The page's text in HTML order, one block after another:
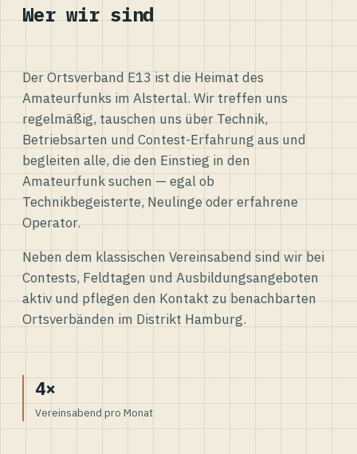
Wer wir sind
Der Ortsverband E13 ist die Heimat des
Amateurfunks im Alstertal. Wir treffen uns
regelmäßig, tauschen uns über Technik,
Betriebsarten und Contest-Erfahrung aus und
begleiten alle, die den Einstieg in den
Amateurfunk suchen — egal ob
Technikbegeisterte, Neulinge oder erfahrene
Operator.
Neben dem klassischen Vereinsabend sind wir bei
Contests, Feldtagen und Ausbildungsangeboten
aktiv und pflegen den Kontakt zu benachbarten
Ortsverbänden im Distrikt Hamburg.
4×
Vereinsabend pro Monat